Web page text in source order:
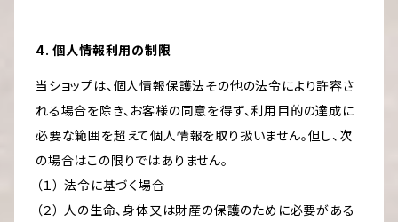
4. 個人情報利用の制限
当ショップは、個人情報保護法その他の法令により許容さ
れる場合を除き、お客様の同意を得ず、利用目的の達成に
必要な範囲を超えて個人情報を取り扱いません。但し、次
の場合はこの限りではありません。
（１） 法令に基づく場合
（２） 人の生命、身体又は財産の保護のために必要がある